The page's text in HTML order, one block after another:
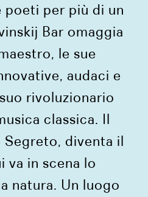
per più di un
Bar omaggia
le sue
audaci e
rivoluzionario
classica. Il
diventa il
va in scena lo
natura. Un luogo